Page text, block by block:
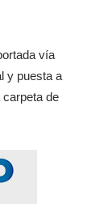
vía
y puesta a
carpeta de